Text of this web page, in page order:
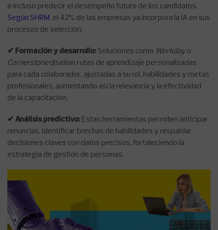
e incluso predecir el desempeño futuro de los candidatos.
Según SHRM, el 42% de las empresas ya incorpora la IA en sus
procesos de selección.
✔ Formación y desarrollo: Soluciones como Workdayo
Cornerstonediseñan rutas de aprendizaje personalizadas
para cada colaborador, ajustadas a su rol, habilidades y metas
profesionales, aumentando así la relevancia y la efectividad
de la capacitación.
✔ Análisis predictivo: Estas herramientas permiten anticipar
renuncias, identificar brechas de habilidades y respaldar
decisiones claves con datos precisos, fortaleciendo la
estrategia de gestión de personas.